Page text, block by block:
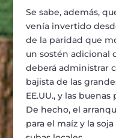
Se sabe, además,
venía invertido
de la paridad que
un sostén adicional
deberá administrar
bajista de las
EE.UU., y las
De hecho, el
para el maíz y la